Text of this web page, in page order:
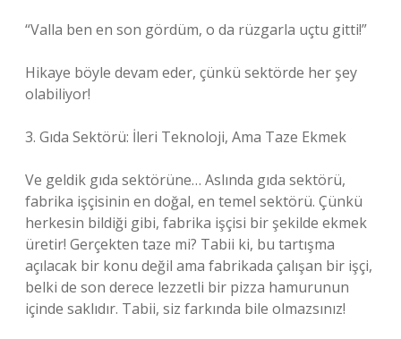
“Valla ben en son gördüm, o da rüzgarla uçtu gitti!”
Hikaye böyle devam eder, çünkü sektörde her şey
olabiliyor!
3. Gıda Sektörü: İleri Teknoloji, Ama Taze Ekmek
Ve geldik gıda sektörüne… Aslında gıda sektörü,
fabrika işçisinin en doğal, en temel sektörü. Çünkü
herkesin bildiği gibi, fabrika işçisi bir şekilde ekmek
üretir! Gerçekten taze mi? Tabii ki, bu tartışma
açılacak bir konu değil ama fabrikada çalışan bir işçi,
belki de son derece lezzetli bir pizza hamurunun
içinde saklıdır. Tabii, siz farkında bile olmazsınız!